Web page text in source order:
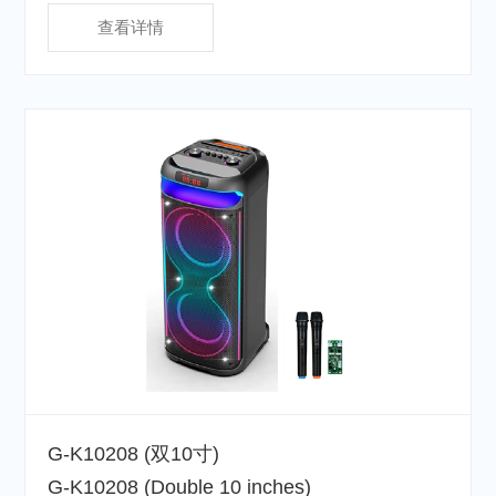
查看详情
G-K10208 (双10寸)
G-K10208 (Double 10 inches)